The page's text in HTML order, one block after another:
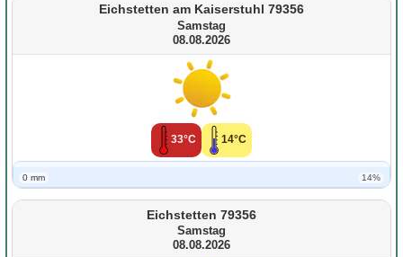
Eichstetten am Kaiserstuhl 79356
Samstag
08.08.2026
33°C 14°C
0 mm 14%
Eichstetten 79356
Samstag
08.08.2026